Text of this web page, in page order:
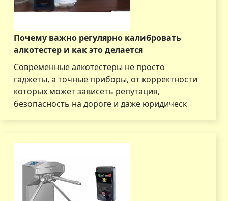
Почему важно регулярно калибровать
алкотестер и как это делается
Современные алкотестеры не просто
гаджеты, а точные приборы, от корректности
которых может зависеть репутация,
безопасность на дороге и даже юридическ